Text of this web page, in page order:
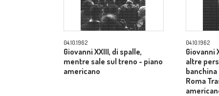
04.10.1962
Giovanni XXIII, di spalle,
mentre sale sul treno - piano
americano
04.10.1962
Giovanni
altre
Roma